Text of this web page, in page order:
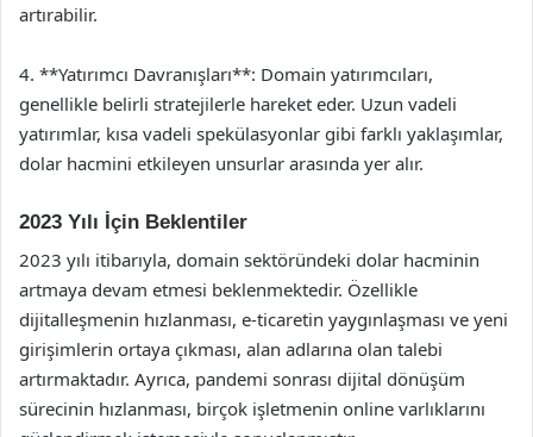
artırabilir.
4. **Yatırımcı Davranışları**: Domain yatırımcıları,
genellikle belirli stratejilerle hareket eder. Uzun vadeli
yatırımlar, kısa vadeli spekülasyonlar gibi farklı yaklaşımlar,
dolar hacmini etkileyen unsurlar arasında yer alır.
2023 Yılı İçin Beklentiler
2023 yılı itibarıyla, domain sektöründeki dolar hacminin
artmaya devam etmesi beklenmektedir. Özellikle
dijitalleşmenin hızlanması, e-ticaretin yaygınlaşması ve yeni
girişimlerin ortaya çıkması, alan adlarına olan talebi
artırmaktadır. Ayrıca, pandemi sonrası dijital dönüşüm
sürecinin hızlanması, birçok işletmenin online varlıklarını